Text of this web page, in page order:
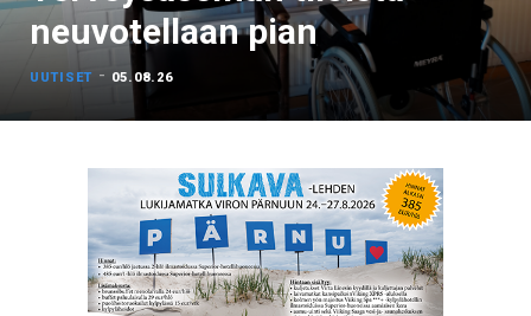
neuvotellaan pian
UUTISET - 05.08.26